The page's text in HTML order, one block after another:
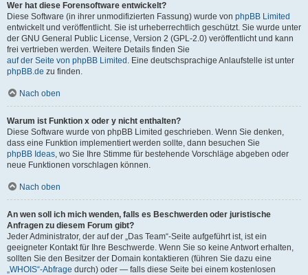
Wer hat diese Forensoftware entwickelt?
Diese Software (in ihrer unmodifizierten Fassung) wurde von phpBB Limited
entwickelt und veröffentlicht. Sie ist urheberrechtlich geschützt. Sie wurde unter
der GNU General Public License, Version 2 (GPL-2.0) veröffentlicht und kann
frei vertrieben werden. Weitere Details finden Sie
auf der Seite von phpBB Limited . Eine deutschsprachige Anlaufstelle ist unter
phpBB.de zu finden.
Nach oben
Warum ist Funktion x oder y nicht enthalten?
Diese Software wurde von phpBB Limited geschrieben. Wenn Sie denken,
dass eine Funktion implementiert werden sollte, dann besuchen Sie
phpBB Ideas, wo Sie Ihre Stimme für bestehende Vorschläge abgeben oder
neue Funktionen vorschlagen können.
Nach oben
An wen soll ich mich wenden, falls es Beschwerden oder juristische
Anfragen zu diesem Forum gibt?
Jeder Administrator, der auf der „Das Team“-Seite aufgeführt ist, ist ein
geeigneter Kontakt für Ihre Beschwerde. Wenn Sie so keine Antwort erhalten,
sollten Sie den Besitzer der Domain kontaktieren (führen Sie dazu eine
„WHOIS“-Abfrage durch) oder — falls diese Seite bei einem kostenlosen